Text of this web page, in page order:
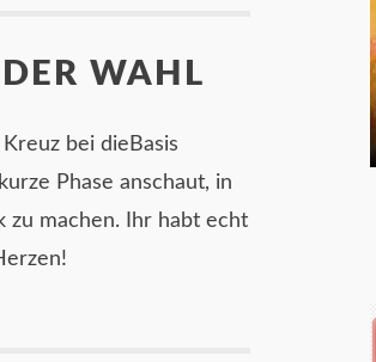
WAHL
bei dieBasis
Phase anschaut, in
zu machen. Ihr habt echt